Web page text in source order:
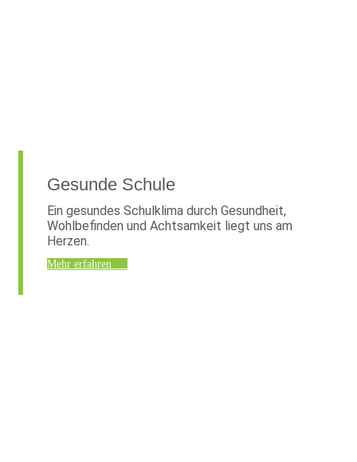
Gesunde Schule
Ein gesundes Schulklima durch Gesundheit,
Wohlbefinden und Achtsamkeit liegt uns am
Herzen.
Mehr erfahren